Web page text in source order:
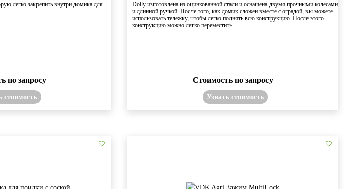
легко закрепить внутри домика для
по запросу
стоимость
Dolly изготовлена ​​из оцинкованной стали и оснащена двумя прочными колесами
и длинной ручкой. После того, как домик сложен вместе с оградой, вы можете
использовать тележку, чтобы легко поднять всю конструкцию. После этого
конструкцию можно легко переместить.
Стоимость по запросу
Узнать стоимость